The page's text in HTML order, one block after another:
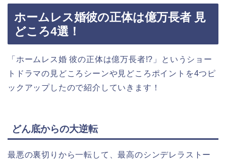
ホームレス婚彼の正体は億万長者 見
どころ4選！
「ホームレス婚 彼の正体は億万長者!? 」
というショー
トドラマの見どころシーンや見どころポイントを4つピ
ックアップしたので紹介していきます！
どん底からの大逆転
最悪の裏切りから一転して、最高のシンデレラストー